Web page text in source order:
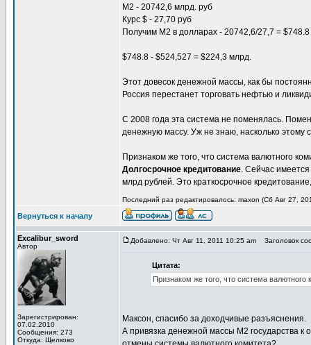
М2 - 20742,6 млрд. руб
Курс $ - 27,70 руб
Получим М2 в долларах - 20742,6/27,7 =
$748.8 - $524,527 = $224,3 млрд.
Этот довесок денежной массы, как бы
Россия перестанет торговать нефтью и
С 2008 года эта система не поменялась.
денежную массу. Уж не знаю, насколько этому
Признаком же того, что система валютного
Долгосрочное кредитование. Сейчас
млрд рублей. Это краткосрочное
Последний раз редактировалось: maxon (Сб Авг 27,
Вернуться к началу
Excalibur_sword
Автор
Зарегистрирован:
07.02.2010
Сообщения: 273
Откуда: Щелково
Добавлено: Чт Авг 11, 2011 10:25 am Заголовок
Цитата:
Признаком же того, что система
Максон, спасибо за доходчивые разъяснения.
А привязка денежной массы М2 государства к